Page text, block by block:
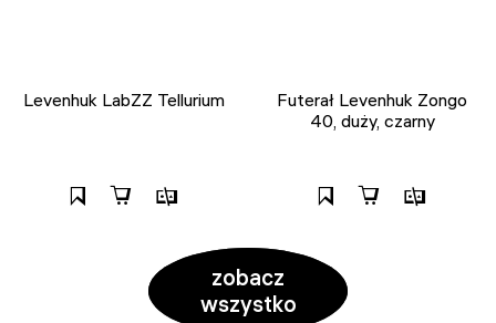
Levenhuk LabZZ Tellurium
Futerał Levenhuk Zongo
40, duży, czarny
zobacz
wszystko